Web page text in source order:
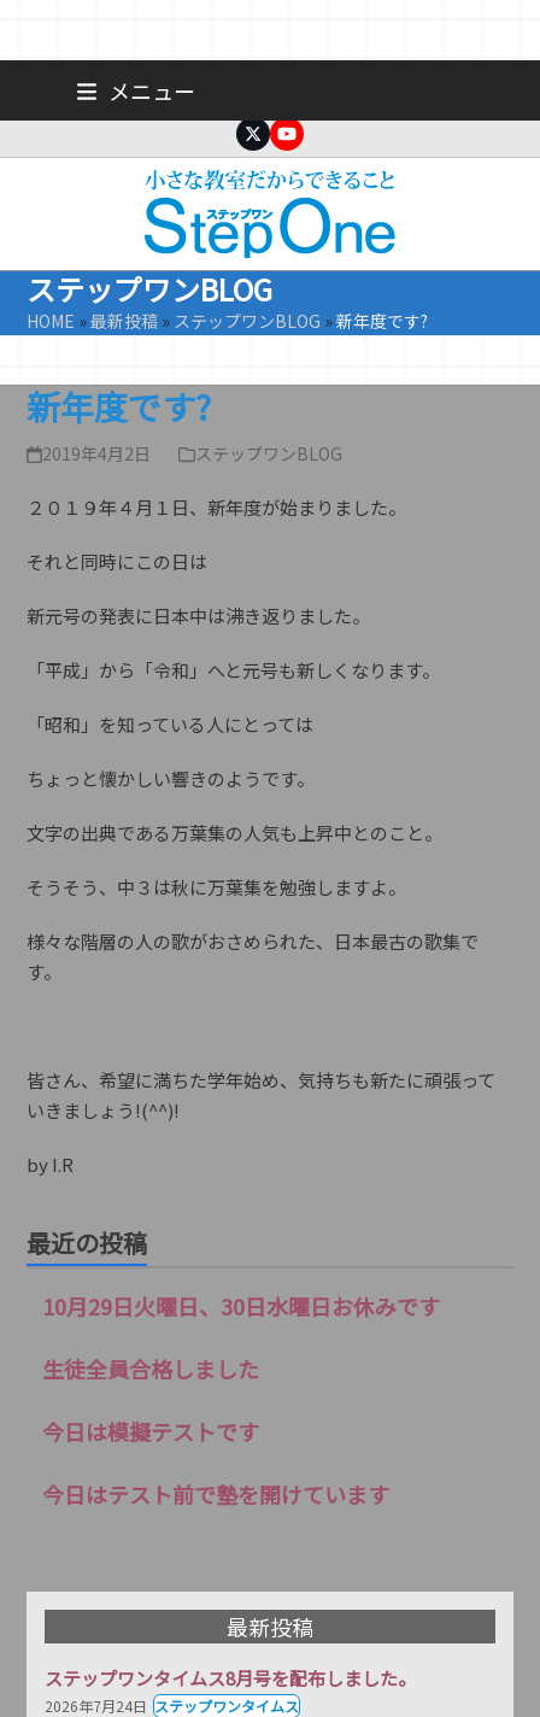
メニュー
TwitterYouTube
ステップワンBLOG
HOME »最新投稿 » ステップワンBLOG »新年度です?
新年度です?
2019年4月2日 ステップワンBLOG
２０１９年４月１日、新年度が始まりました。
それと同時にこの日は
新元号の発表に日本中は沸き返りました。
「平成」から「令和」へと元号も新しくなります。
「昭和」を知っている人にとっては
ちょっと懐かしい響きのようです。
文字の出典である万葉集の人気も上昇中とのこと。
そうそう、中３は秋に万葉集を勉強しますよ。
様々な階層の人の歌がおさめられた、日本最古の歌集で
す。
皆さん、希望に満ちた学年始め、気持ちも新たに頑張って
いきましょう!(^^)!
by I.R
最近の投稿
10月29日火曜日、30日水曜日お休みです
生徒全員合格しました
今日は模擬テストです
今日はテスト前で塾を開けています
最新投稿
ステップワンタイムス8月号を配布しました。
2026年7月24日 ステップワンタイムス